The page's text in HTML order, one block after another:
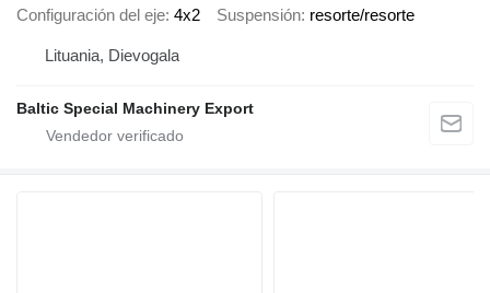
Configuración del eje 4x2 Suspensión resorte/resorte
Lituania, Dievogala
Baltic Special Machinery Export